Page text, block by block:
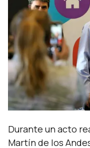
Durante un acto
Martín de los